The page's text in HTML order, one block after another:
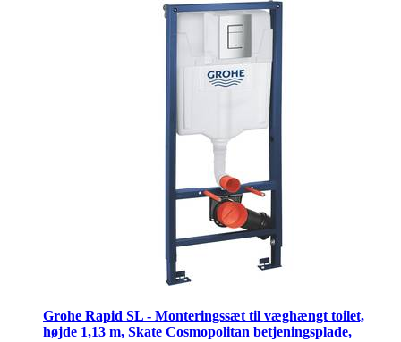
Grohe Rapid SL - Monteringssæt til væghængt toilet,
højde 1,13 m, Skate Cosmopolitan betjeningsplade,